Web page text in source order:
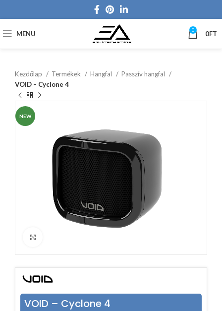
MENU 0 0FT
Kezdőlap Termékek Hangfal
Passzív hangfal
VOID – Cyclone 4
NEW
VOID – Cyclone 4